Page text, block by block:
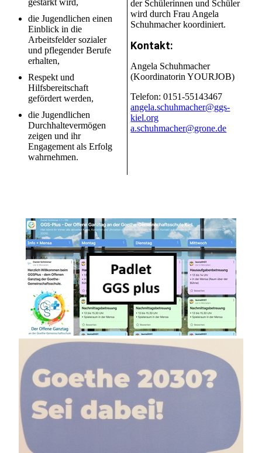
gestärkt wird,
die Jugendlichen einen
Einblick in die
Arbeitsfelder sozialer
und pflegender Berufe
erhalten,
Respekt und
Hilfsbereitschaft
gefördert werden,
die Jugendlichen
Durchhaltevermögen
zeigen und ihr
Engagement als Erfolg
wahrnehmen.
der Schülerinnen und Schüler
wird durch Frau Angela
Schuhmacher koordiniert.
Kontakt:
Angela Schuhmacher
(Koordinatorin YOURJOB)
Telefon: 0151-55143467
angela.schuhmacher@ggs-
kiel.org
a.schuhmacher@grone.de